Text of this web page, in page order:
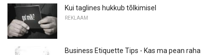
Kui taglines hukkub tõlkimisel
REKLAAM
Business Etiquette Tips - Kas ma pean raha